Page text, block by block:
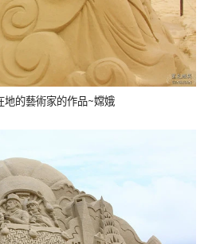
地的藝術家的作品~嫦娥